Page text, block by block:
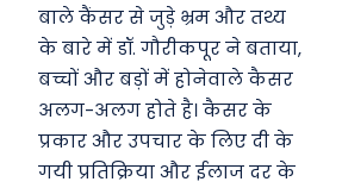
बाले कैंसर से जुड़े भ्रम और तथ्य
के बारे में डॉ. गौरीकपूर ने बताया,
बच्चों और बड़ों में होनेवाले कैसर
अलग-अलग होते है। कैसर के
प्रकार और उपचार के लिए दी के
गयी प्रतिक्रिया और ईलाज दर के